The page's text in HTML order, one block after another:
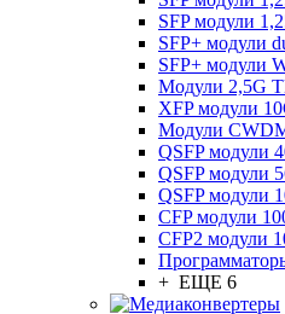
SFP модули
SFP+ модули
SFP+ модули
Модули 2,5G
XFP модули
Модули
QSFP модули
QSFP модули
QSFP модули
CFP модули
CFP2 модули
+ ЕЩЕ 6